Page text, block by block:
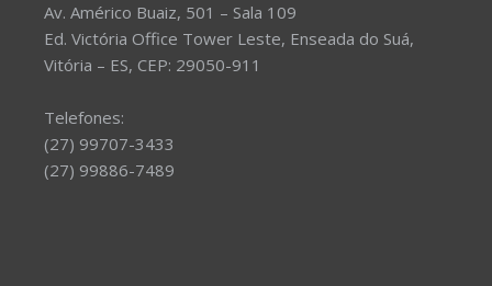
Av. Américo Buaiz, 501 – Sala 109
Ed. Victória Office Tower Leste, Enseada do Suá,
Vitória – ES, CEP: 29050-911
Telefones:
(27) 99707-3433
(27) 99886-7489